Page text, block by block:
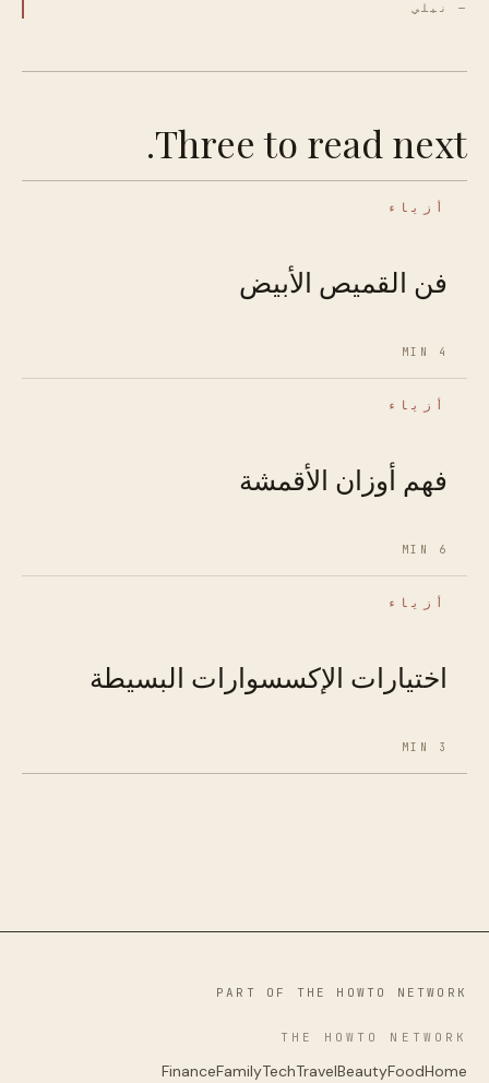
— نيلي
Three to read next.
أزياء
فن القميص الأبيض
4 MIN
أزياء
فهم أوزان الأقمشة
6 MIN
أزياء
اختيارات الإكسسوارات البسيطة
3 MIN
PART OF THE HOWTO NETWORK
THE HOWTO NETWORK
Home
Food
Beauty
Travel
Tech
Family
Finance